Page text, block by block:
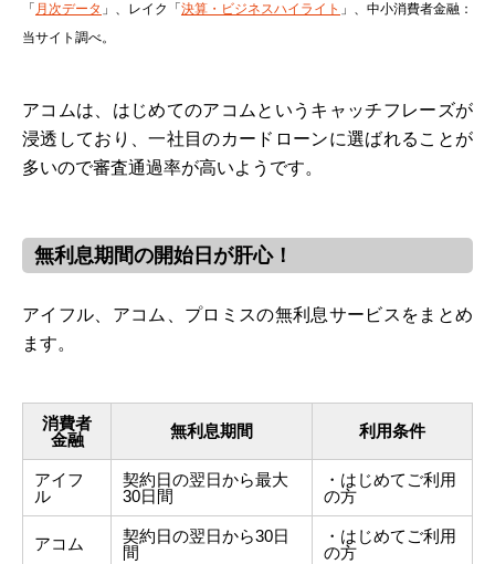
「 月次データ 」、レイク「決算・ビジネスハイライト 」、中小消費者金融：
当サイト調べ。
アコムは、はじめてのアコムというキャッチフレーズが
浸透しており、一社目のカードローンに選ばれることが
多いので審査通過率が高いようです。
無利息期間の開始日が肝心！
アイフル、アコム、プロミスの無利息サービスをまとめ
ます。
消費者
金融
無利息期間 利用条件
アイフ
ル
契約日の翌日から最大
30日間
・はじめてご利用
の方
アコム
契約日の翌日から30日
間
・はじめてご利用
の方